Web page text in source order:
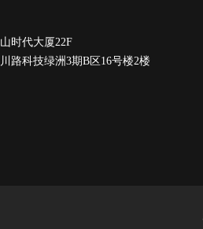
时代大厦22F
路科技绿洲3期B区16号楼2楼